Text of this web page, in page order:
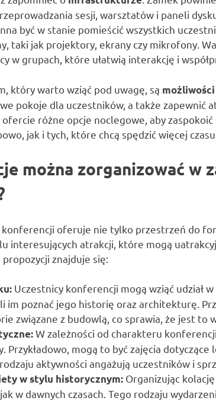
sesji, warsztatów i paneli
być w stanie pomieścić wszystkich
taki jak projektory, ekrany czy mikrofony.
w grupach, które ułatwią interakcję i
który warto wziąć pod uwagę, są
pokoje dla uczestników, a także zapewnić
różne opcje noclegowe, aby
jak i tych, które chcą spędzić więcej
można zorganizować w
konferencji oferuje nie tylko przestrzeń do
interesujących atrakcji, które mogą
znajduje się:
Uczestnicy konferencji mogą wziąć udział
im poznać jego historię oraz architekturę.
związane z budowlą, co sprawia, że jest to
W zależności od charakteru
Przykładowo, mogą to być zajęcia dotyczące
aktywności angażują uczestników i
w stylu historycznym: Organizując
w dawnych czasach. Tego rodzaju